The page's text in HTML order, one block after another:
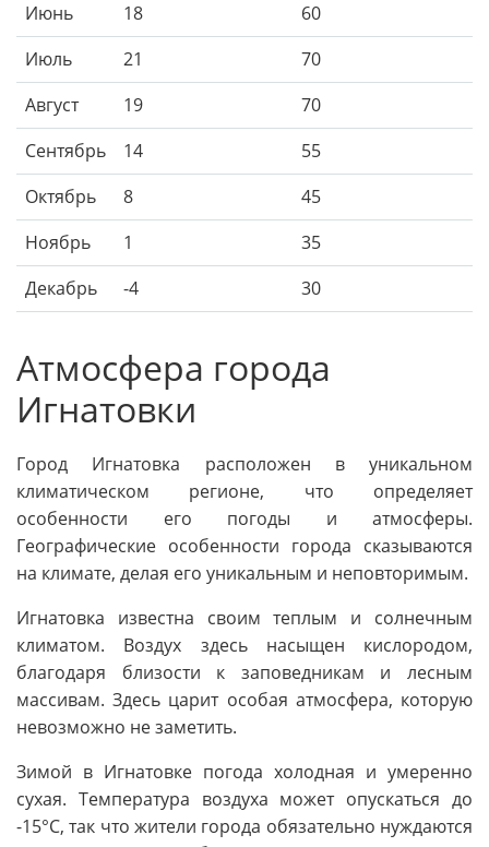
Июнь
18
60
Июль
21
70
Август
19
70
Сентябрь
14
55
Октябрь
8
45
Ноябрь
1
35
Декабрь
-4 30
Атмосфера города
Игнатовки
Город Игнатовка расположен в уникальном
климатическом регионе, что определяет
особенности его погоды и атмосферы.
Географические особенности города сказываются
на климате, делая его уникальным и неповторимым.
Игнатовка известна своим теплым и солнечным
климатом. Воздух здесь насыщен кислородом,
благодаря близости к заповедникам и лесным
массивам. Здесь царит особая атмосфера, которую
невозможно не заметить.
Зимой в Игнатовке погода холодная и умеренно
сухая. Температура воздуха может опускаться до
-15°C, так что жители города обязательно нуждаются